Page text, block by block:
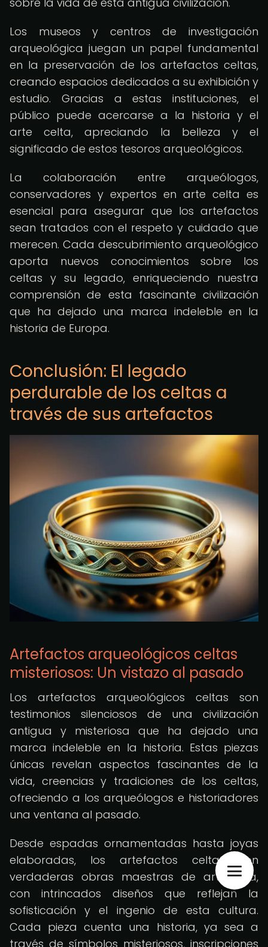
Los museos y centros de investigación
arqueológica juegan un papel fundamental
en la preservación de los artefactos celtas,
creando espacios dedicados a su exhibición y
estudio. Gracias a estas instituciones, el
público puede acercarse a la historia y el
arte celta, apreciando la belleza y el
significado de estos tesoros arqueológicos.
La colaboración entre arqueólogos,
conservadores y expertos en arte celta es
esencial para asegurar que los artefactos
sean tratados con el respeto y cuidado que
merecen. Cada descubrimiento arqueológico
aporta nuevos conocimientos sobre los
celtas y su legado, enriqueciendo nuestra
comprensión de esta fascinante civilización
que ha dejado una marca indeleble en la
historia de Europa.
Conclusión: El legado
perdurable de los celtas a
través de sus artefactos
Artefactos arqueológicos celtas
misteriosos: Un vistazo al pasado
Los artefactos arqueológicos celtas son
testimonios silenciosos de una civilización
antigua y misteriosa que ha dejado una
marca indeleble en la historia. Estas piezas
únicas revelan aspectos fascinantes de la
vida, creencias y tradiciones de los celtas,
ofreciendo a los arqueólogos e historiadores
una ventana al pasado.
Desde espadas ornamentadas hasta joyas
elaboradas, los artefactos celtas son
verdaderas obras maestras de artesanía,
con intrincados diseños que reflejan la
sofisticación y el ingenio de esta cultura.
Cada pieza cuenta una historia, ya sea a
través de símbolos misteriosos, inscripciones